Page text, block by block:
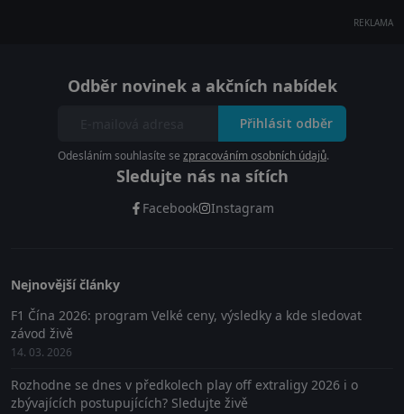
REKLAMA
Odběr novinek a akčních nabídek
Přihlásit odběr
Odesláním souhlasíte se zpracováním osobních údajů.
Sledujte nás na sítích
Facebook Instagram
Nejnovější články
F1 Čína 2026: program Velké ceny, výsledky a kde sledovat
závod živě
14. 03. 2026
Rozhodne se dnes v předkolech play off extraligy 2026 i o
zbývajících postupujících? Sledujte živě